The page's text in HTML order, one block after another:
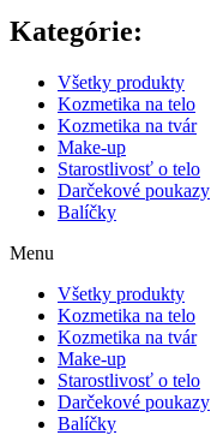
Kategórie:
Všetky produkty
Kozmetika na telo
Kozmetika na tvár
Make-up
Starostlivosť o telo
Darčekové poukazy
Balíčky
Menu
Všetky produkty
Kozmetika na telo
Kozmetika na tvár
Make-up
Starostlivosť o telo
Darčekové poukazy
Balíčky